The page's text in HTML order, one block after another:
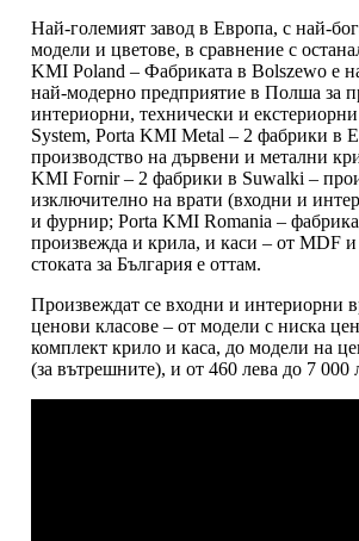
Най-големият завод в Европа, с най-
модели и цветове, в сравнение с
KMI Poland – Фабриката в Bolszewo е
най-модерно предприятие в Полша за
интериорни, технически и
System, Porta KMI Metal – 2 фабрики в
производство на дървени и метални
KMI Fornir – 2 фабрики в Suwalki –
изключително на врати (входни и
и фурнир; Porta KMI Romania –
произвежда и крила, и каси – от MDF
стоката за България е оттам.
Произвеждат се входни и интериорни
ценови класове – от модели с ниска
комплект крило и каса, до модели на
(за вътрешните), и от 460 лева до 7 000